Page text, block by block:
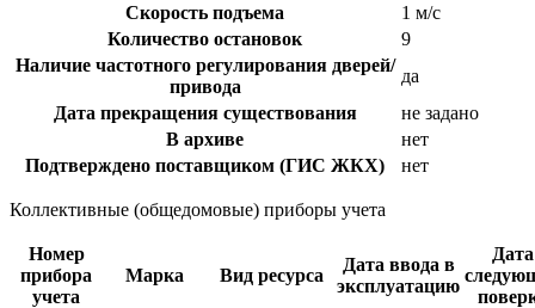
Скорость подъема
1 м/с
Количество остановок
9
Наличие частотного регулирования дверей/
привода
да
Дата прекращения существования
не задано
В архиве
нет
Подтверждено поставщиком (ГИС ЖКХ)
нет
Коллективные (общедомовые) приборы учета
Номер
прибора
учета
Марка Вид ресурса
Дата ввода в
эксплуатацию
Дата